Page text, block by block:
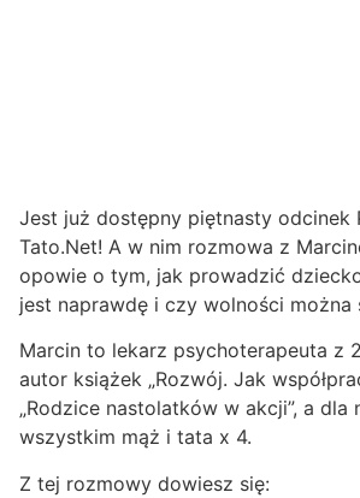
Jest już dostępny piętnasty odcinek
Tato.Net! A w nim rozmowa z
opowie o tym, jak prowadzić
jest naprawdę i czy wolności można
Marcin to lekarz psychoterapeuta z
autor książek „Rozwój. Jak
„Rodzice nastolatków w akcji”, a dla
wszystkim mąż i tata x 4.
Z tej rozmowy dowiesz się: